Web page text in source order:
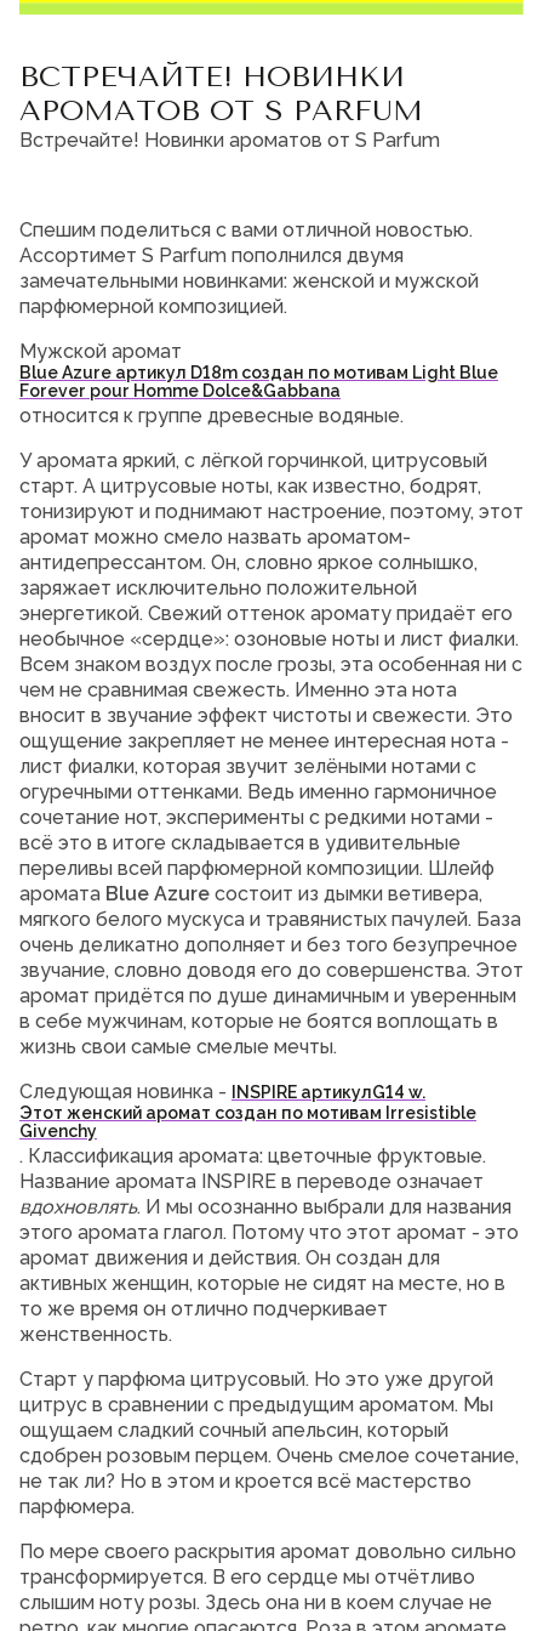
Доставка и оплата
Магазины
Блог
Контакты
Интернет-магазин:
+7-987-089-69-00
8 (800) 600-94-04
Заказать звонок
ВСТРЕЧАЙТЕ! НОВИНКИ
АРОМАТОВ ОТ S PARFUM
Встречайте! Новинки ароматов от S Parfum
Спешим поделиться с вами отличной новостью.
Ассортимет S Parfum пополнился двумя
замечательными новинками: женской и мужской
парфюмерной композицией.
Мужской аромат
Blue Azure артикул D18m создан по мотивам Light Blue
Forever pour Homme Dolce&Gabbana
относится к группе древесные водяные.
У аромата яркий, с лёгкой горчинкой, цитрусовый
старт. А цитрусовые ноты, как известно, бодрят,
тонизируют и поднимают настроение, поэтому, этот
аромат можно смело назвать ароматом-
антидепрессантом. Он, словно яркое солнышко,
заряжает исключительно положительной
энергетикой. Свежий оттенок аромату придаёт его
необычное «сердце»: озоновые ноты и лист фиалки.
Всем знаком воздух после грозы, эта особенная ни с
чем не сравнимая свежесть. Именно эта нота
вносит в звучание эффект чистоты и свежести. Это
ощущение закрепляет не менее интересная нота -
лист фиалки, которая звучит зелёными нотами с
огуречными оттенками. Ведь именно гармоничное
сочетание нот, эксперименты с редкими нотами -
всё это в итоге складывается в удивительные
переливы всей парфюмерной композиции. Шлейф
аромата Blue Azure состоит из дымки ветивера,
мягкого белого мускуса и травянистых пачулей. База
очень деликатно дополняет и без того безупречное
звучание, словно доводя его до совершенства. Этот
аромат придётся по душе динамичным и уверенным
в себе мужчинам, которые не боятся воплощать в
жизнь свои самые смелые мечты.
Следующая новинка -
INSPIRE артикулG14 w.
Этот женский аромат создан по мотивам Irresistible
Givenchy
. Классификация аромата: цветочные фруктовые.
Название аромата INSPIRE в переводе означает
вдохновлять. И мы осознанно выбрали для названия
этого аромата глагол. Потому что этот аромат - это
аромат движения и действия. Он создан для
активных женщин, которые не сидят на месте, но в
то же время он отлично подчеркивает
женственность.
Старт у парфюма цитрусовый. Но это уже другой
цитрус в сравнении с предыдущим ароматом. Мы
ощущаем сладкий сочный апельсин, который
сдобрен розовым перцем. Очень смелое сочетание,
не так ли? Но в этом и кроется всё мастерство
парфюмера.
По мере своего раскрытия аромат довольно сильно
трансформируется. В его сердце мы отчётливо
слышим ноту розы. Здесь она ни в коем случае не